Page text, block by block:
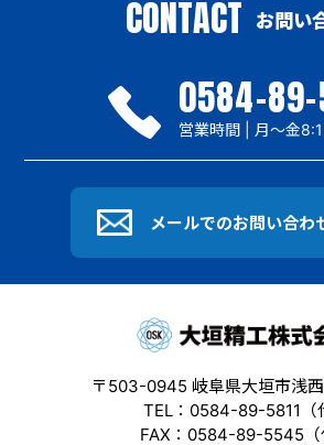
CONTACT お問い
0584-89-
営業時間 | 月～金
メールでのお問い合わ
〒503-0945 岐阜県大垣市浅
TEL：0584-89-5811（
FAX：0584-89-5545（